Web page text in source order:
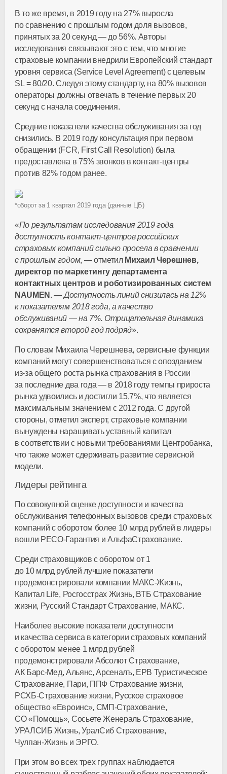
В то же время, в 2019 году на 27% выросла
по сравнению с прошлым годом доля вызовов,
принятых за 20 секунд — до 56%. Авторы
исследования связывают это с тем, что многие
страховые компании внедрили Европейский стандарт
уровня сервиса (Service Level Agreement) с целевым
SL = 80/20. Следуя этому стандарту, на 80% вызовов
операторы должны отвечать в течение первых 20
секунд с начала соединения.
Средние показатели качества обслуживания за год
снизились. В 2019 году консультация при первом
обращении (FCR, First Call Resolution) была
предоставлена в 75% звонков в контакт-центры
против 82% годом ранее.
*оборот за 1 квартал 2019 года (данные ЦБ)
«По результатам исследования 2019 года
доступностьконтакт-центровроссийских
страховых компаний сильно просела в сравнении
с прошлым годом, — отметилМихаил Черешнев,
директор по маркетингу департамента
контактных центров и роботизированных систем
NAUMEN . —Доступность линий снизилась на 12%
к показателям 2018 года, а качество
обслуживаний — на 7%. Отрицательная динамика
сохранятся второй год подряд».
По словам Михаила Черешнева, сервисные функции
компаний могут совершенствоваться с опозданием
из-за общего роста рынка страхования в России
за последние два года — в 2018 году темпы прироста
рынка удвоились и достигли 15,7%, что является
максимальным значением с 2012 года. С другой
стороны, отметил эксперт, страховые компании
вынуждены наращивать уставный капитал
в соответствии с новыми требованиями Центробанка,
что также может сдерживать развитие сервисной
модели.
Лидеры рейтинга
По совокупной оценке доступности и качества
обслуживания телефонных вызовов среди страховых
компаний с оборотом более 10 млрд рублей в лидеры
вошли РЕСО-Гарантия и АльфаСтрахование.
Среди страховщиков с оборотом от 1
до 10 млрд рублей лучшие показатели
продемонстрировали компании МАКС-Жизнь,
Капитал Life, Росгосстрах Жизнь, ВТБ Страхование
жизни, Русский Стандарт Страхование, МАКС.
Наиболее высокие показатели доступности
и качества сервиса в категории страховых компаний
с оборотом менее 1 млрд рублей
продемонстрировали Абсолют Страхование,
АК Барс-Мед, Альянс, Арсеналъ, ЕРВ Туристическое
Страхование, Пари, ППФ Страхование жизни,
РСХБ-Страхованиежизни, Русское страховое
общество «Евроинс», СМП-Страхование,
СО «Помощь», Сосьете Женераль Страхование,
УРАЛСИБ Жизнь, УралСиб Страхование,
Чулпан-Жизнь и ЭРГО.
При этом во всех трех группах наблюдается